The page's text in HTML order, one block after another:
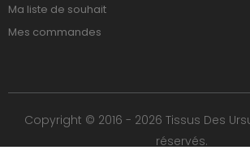
Ma liste de souhait
Mes commandes
Copyright © 2016 - 2026 Tissus Des
réservés.